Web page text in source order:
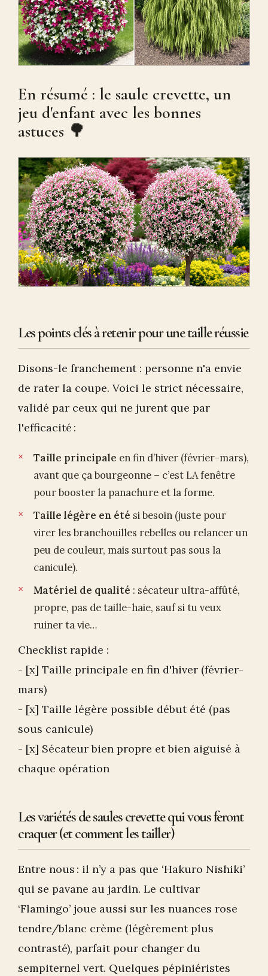
En résumé : le saule crevette, un
jeu d'enfant avec les bonnes
astuces 🌳
Les points clés à retenir pour une taille réussie
Disons-le franchement : personne n'a envie
de rater la coupe. Voici le strict nécessaire,
validé par ceux qui ne jurent que par
l'efficacité :
Taille principale en fin d’hiver (février-mars),
avant que ça bourgeonne – c’est LA fenêtre
pour booster la panachure et la forme.
Taille légère en été si besoin (juste pour
virer les branchouilles rebelles ou relancer un
peu de couleur, mais surtout pas sous la
canicule).
Matériel de qualité : sécateur ultra-affûté,
propre, pas de taille-haie, sauf si tu veux
ruiner ta vie…
Checklist rapide :
- [x] Taille principale en fin d'hiver (février-
mars)
- [x] Taille légère possible début été (pas
sous canicule)
- [x] Sécateur bien propre et bien aiguisé à
chaque opération
Les variétés de saules crevette qui vous feront
craquer (et comment les tailler)
Entre nous : il n’y a pas que ‘Hakuro Nishiki’
qui se pavane au jardin. Le cultivar
‘Flamingo’ joue aussi sur les nuances rose
tendre/blanc crème (légèrement plus
contrasté), parfait pour changer du
sempiternel vert. Quelques pépiniéristes